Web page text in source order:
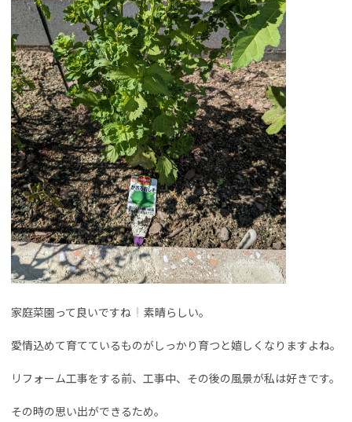
家庭菜園って良いですね 素晴らしい。
愛情込めて育てているものがしっかり育つと嬉しくなりますよね。
リフォーム工事をする前、工事中、その後の風景が私は好きです。
その時の思い出ができるため。